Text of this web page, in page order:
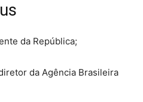
da República;
da Agência Brasileira